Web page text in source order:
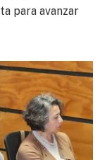
para avanzar